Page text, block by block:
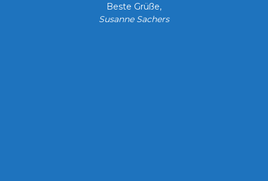
Beste Grüße,
Susanne Sachers